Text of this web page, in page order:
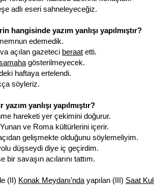
adlı eseri sahneleyeceğiz.
hangisinde yazım yanlışı yapılmıştır?
edemedik.
açılan gazeteci beraat etti.
gösterilmeyecek.
haftaya ertelendi.
söyleriz.
yanlışı yapılmıştır?
hareketi yer çekimini doğurur.
ve Roma kültürlerini içerir.
gelişmekte olduğunu söylemeliyim.
düşseydi diye iç geçirdim.
savaşın acılarını tattım.
(II) Konak Meydanı'nda yapılan (III) Saat